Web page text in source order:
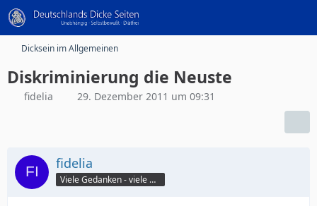
Dicksein im Allgemeinen
Diskriminierung die Neuste
fidelia 29. Dezember 2011 um 09:31
fidelia
Viele Gedanken - viele Worte